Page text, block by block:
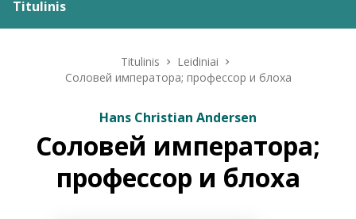
Titulinis
ELVIS atvyksta
Naujienos
Titulinis
Leidiniai
Соловей императора; профессор и блоха
Hans Christian Andersen
Соловей императора;
профессор и блоха